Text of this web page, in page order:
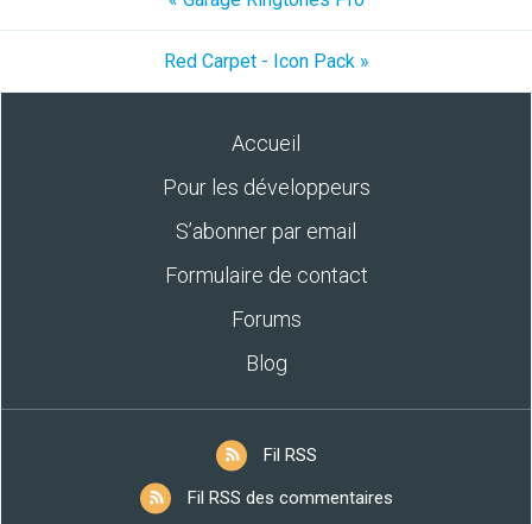
Red Carpet - Icon Pack »
Accueil
Pour les développeurs
S’abonner par email
Formulaire de contact
Forums
Blog
Fil RSS
Fil RSS des commentaires